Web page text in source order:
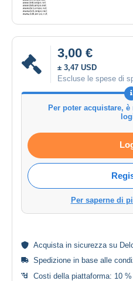
3,00 €
± 3,47 USD
Escluse le spese di
Per poter acquistare, è
Per saperne di
Acquista in sicurezza su
Spedizione in base alle
Costi della piattaforma: 10